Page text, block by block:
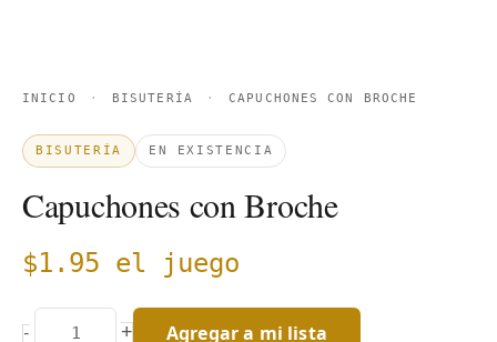
INICIO · BISUTERÍA · CAPUCHONES CON BROCHE
BISUTERÍA EN EXISTENCIA
Capuchones con Broche
$1.95 el juego
- + Agregar a mi lista